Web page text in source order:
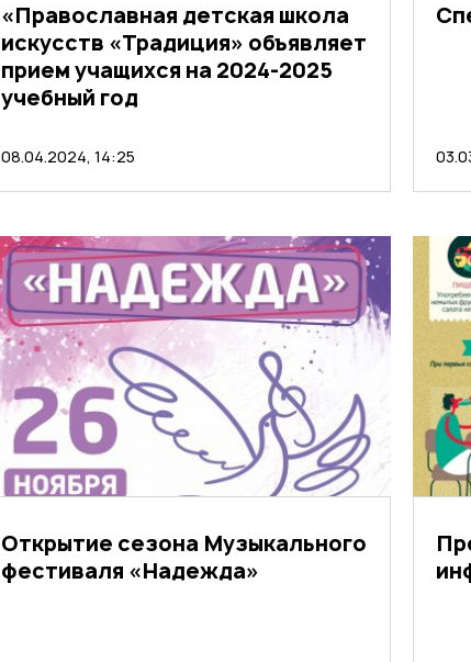
«Православная детская школа
искусств «Традиция» объявляет
прием учащихся на 2024-2025
учебный год
08.04.2024, 14:25
Открытие сезона Музыкального
фестиваля «Надежда»